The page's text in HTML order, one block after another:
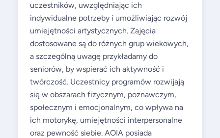
uczestników, uwzględniając ich
indywidualne potrzeby i umożliwiając rozwój
umiejętności artystycznych. Zajęcia
dostosowane są do różnych grup wiekowych,
a szczególną uwagę przykładamy do
seniorów, by wspierać ich aktywność i
twórczość. Uczestnicy programów rozwijają
się w obszarach fizycznym, poznawczym,
społecznym i emocjonalnym, co wpływa na
ich motorykę, umiejętności interpersonalne
oraz pewność siebie. AOIA posiada